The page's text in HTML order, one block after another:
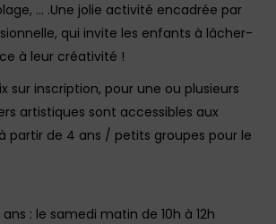
… .Une jolie activité encadrée par
qui invite les enfants à lâcher-
à leur créativité !
sur inscription, pour une ou plusieurs
artistiques sont accessibles aux
partir de 4 ans / petits groupes pour le
: le samedi matin de 10h à 12h